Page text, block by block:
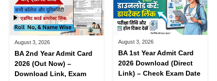
August 3, 2026
BA 2nd Year Admit Card
2026 (Out Now) –
Download Link, Exam
August 3, 2026
BA 1st Year Admit Card
2026 Download (Direct
Link) – Check Exam Date